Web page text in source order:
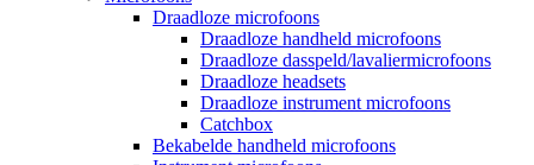
Draadloze microfoons
Draadloze handheld microfoons
Draadloze dasspeld/lavaliermicrofoons
Draadloze headsets
Draadloze instrument microfoons
Catchbox
Bekabelde handheld microfoons